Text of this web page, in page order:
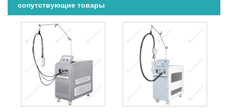
сопутствующие товары